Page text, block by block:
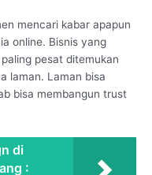
mencari kabar apapun
online. Bisnis yang
pesat ditemukan
laman. Laman bisa
bisa membangun trust
di
: